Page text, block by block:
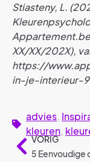
Stiasteny, L.
XX/XX/202X),
https://
in-je-interieur-
advies,
kleuren,
VORIG